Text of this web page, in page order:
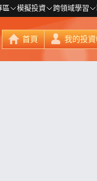
區 模擬投資 跨領域學習
首頁 我的投